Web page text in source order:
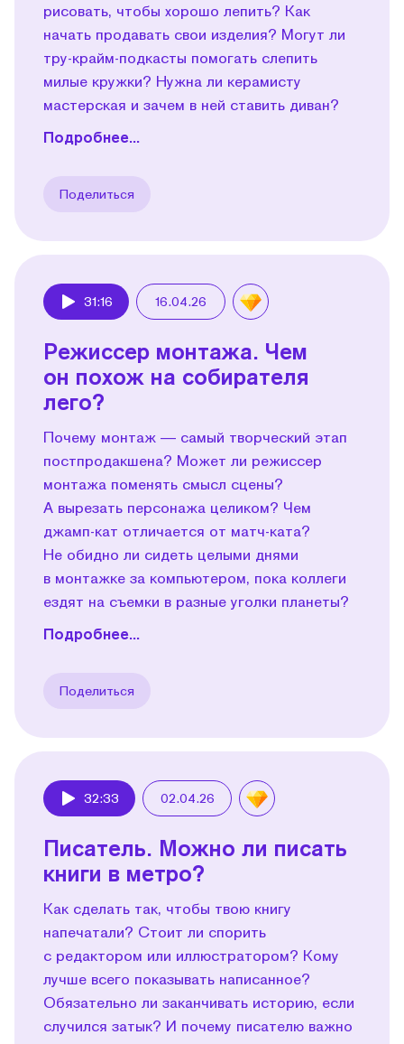
рисовать, чтобы хорошо лепить? Как
начать продавать свои изделия? Могут ли
тру-крайм-подкасты помогать слепить
милые кружки? Нужна ли керамисту
мастерская и зачем в ней ставить диван?
Подробнее...
Поделиться
31:16 16.04.26
Режиссер монтажа. Чем
он похож на собирателя
лего?
Почему монтаж — самый творческий этап
постпродакшена? Может ли режиссер
монтажа поменять смысл сцены?
А вырезать персонажа целиком? Чем
джамп-кат отличается от матч-ката?
Не обидно ли сидеть целыми днями
в монтажке за компьютером, пока коллеги
ездят на съемки в разные уголки планеты?
Подробнее...
Поделиться
32:33 02.04.26
Писатель. Можно ли писать
книги в метро?
Как сделать так, чтобы твою книгу
напечатали? Стоит ли спорить
с редактором или иллюстратором? Кому
лучше всего показывать написанное?
Обязательно ли заканчивать историю, если
случился затык? И почему писателю важно